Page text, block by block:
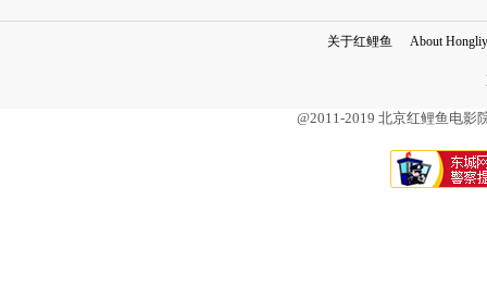
关于红鲤鱼 About
@2011-2019 北京红鲤鱼电影